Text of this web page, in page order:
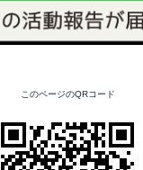
このページのQRコード